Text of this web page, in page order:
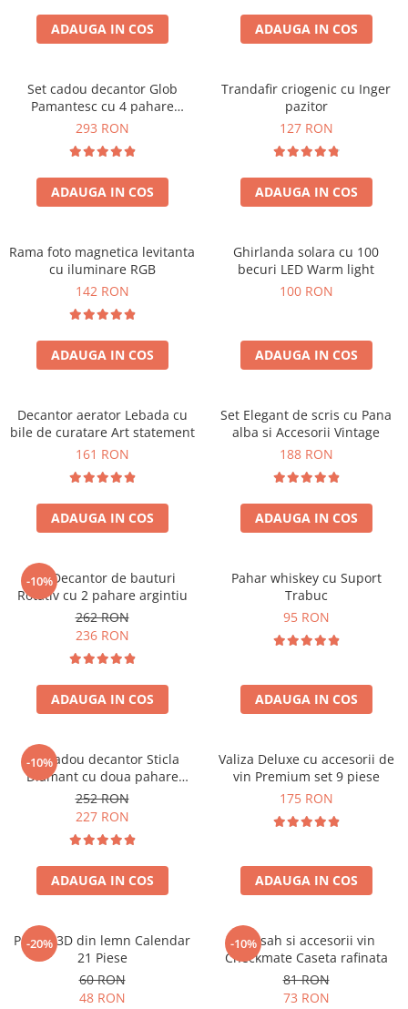
Cadouri Fete
Pentru Copilul din tine
Cadouri de Casa Noua
Cadouri Majorat
Cadouri pentru Nasi
Cadouri pentru Bunici
Cadouri pentru Prieteni
Cel ce are tot
Cadouri Nunta si Cununie civila
Cani si Termosuri
Jocuri si Puzzle
Seturi de caligrafie
Cadouri Sfantul Alexandru
Cadouri Constantin si Elena
Cadouri Sfanta Maria
Cadouri Sfintii Mihail si Gavriil
ADAUGA IN COS ADAUGA IN COS
Set cadou decantor Glob
Pamantesc cu 4 pahare
Deluxe
293 RON
ADAUGA IN COS
Trandafir criogenic cu Inger
pazitor
127 RON
ADAUGA IN COS
Rama foto magnetica levitanta
cu iluminare RGB
142 RON
ADAUGA IN COS
Ghirlanda solara cu 100
becuri LED Warm light
100 RON
ADAUGA IN COS
Decantor aerator Lebada cu
bile de curatare Art statement
161 RON
ADAUGA IN COS
Set Elegant de scris cu Pana
alba si Accesorii Vintage
188 RON
ADAUGA IN COS
-10%
Set Decantor de bauturi
Rotativ cu 2 pahare argintiu
262 RON
236 RON
ADAUGA IN COS
Pahar whiskey cu Suport
Trabuc
95 RON
ADAUGA IN COS
-10%
Set cadou decantor Sticla
Diamant cu doua pahare
Deluxe
252 RON
227 RON
ADAUGA IN COS
Valiza Deluxe cu accesorii de
vin Premium set 9 piese
175 RON
ADAUGA IN COS
-20%
Puzzle 3D din lemn Calendar
21 Piese
60 RON
48 RON
-10%
Set sah si accesorii vin
Checkmate Caseta rafinata
81 RON
73 RON